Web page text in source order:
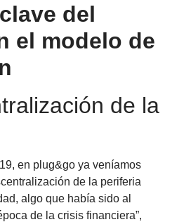
del
el modelo de
de la
en plug&go ya veníamos
de la periferia
algo que había sido al
de la crisis financiera”,